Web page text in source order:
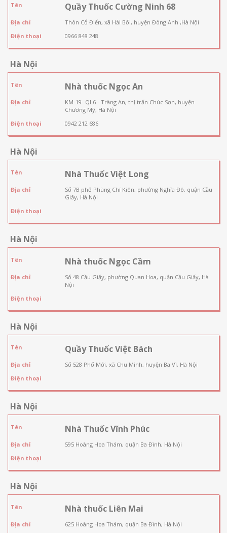
Tên Quầy Thuốc Cường Ninh 68
Địa chỉ
Thôn Cổ Điển, xã Hải Bối, huyện Đông Anh ,Hà Nội
Điện thoại
0966 848 248
Hà Nội
Tên Nhà thuốc Ngọc An
Địa chỉ
KM-19- QL6 - Tràng An, thị trấn Chúc Sơn, huyện
Chương Mỹ, Hà Nội
Điện thoại
0942 212 686
Hà Nội
Tên Nhà Thuốc Việt Long
Địa chỉ
Số 7B phố Phùng Chí Kiên, phường Nghĩa Đô, quận Cầu
Giấy, Hà Nội
Điện thoại
Hà Nội
Tên Nhà thuốc Ngọc Cầm
Địa chỉ
Số 48 Cầu Giấy, phường Quan Hoa, quận Cầu Giấy, Hà
Nội
Điện thoại
Hà Nội
Tên Quầy Thuốc Việt Bách
Địa chỉ
Số 528 Phố Mới, xã Chu Minh, huyện Ba Vì, Hà Nội
Điện thoại
Hà Nội
Tên Nhà Thuốc Vĩnh Phúc
Địa chỉ
595 Hoàng Hoa Thám, quận Ba Đình, Hà Nội
Điện thoại
Hà Nội
Tên Nhà thuốc Liên Mai
Địa chỉ
625 Hoàng Hoa Thám, quận Ba Đình, Hà Nội